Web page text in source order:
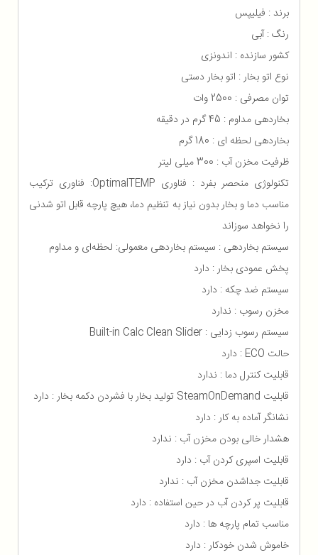
برند : فیلیپس
رنگ : آبی
کشور سازنده : اندونزی
نوع اتو بخار : اتو بخار دستی
توان مصرفی : 2500 وات
بخاردهی مداوم : 45 گرم در دقیقه
بخاردهی لحظه ای : 180 گرم
ظرفیت مخزن آب : 300 میلی لیتر
تکنولوژی منحصر بفرد : فناوری OptimalTEMP: فناوری ترکیب
مناسب دما و بخار بدون نیاز به تنظیم دما، هیچ پارچه قابل اتو شدنی
را نخواهد سوزاند
سیستم بخاردهی : سیستم بخاردهی معمولی: لحظه‌ای و مداوم
پخش عمودی بخار : دارد
سیستم ضد چکه : دارد
مخزن رسوب : ندارد
سیستم رسوب زدایی : Built-in Calc Clean Slider
حالت ECO : دارد
قابلیت کنترل دما : ندارد
قابلیت SteamOnDemand تولید بخار با فشردن دکمه بخار : دارد
نشانگر آماده به کار : دارد
هشدار خالی بودن مخزن آب : ندارد
قابلیت اسپری کردن آب : دارد
قابلیت جداشدن مخزن آب : ندارد
قابلیت پر کردن آب در حین استفاده : دارد
مناسب تمام پارچه ها : دارد
خاموش شدن خودکار : دارد